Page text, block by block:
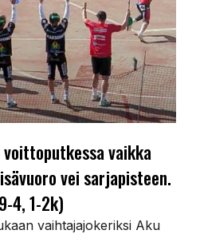
vaikka
vei sarjapisteen.
4, 1-2k)
vaihtajajokeriksi Aku